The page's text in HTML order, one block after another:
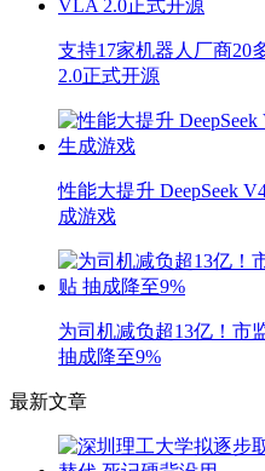
支持17家机器人厂商20
2.0正式开源
性能大提升 DeepSeek
成游戏
为司机减负超13亿！市
抽成降至9%
最新文章